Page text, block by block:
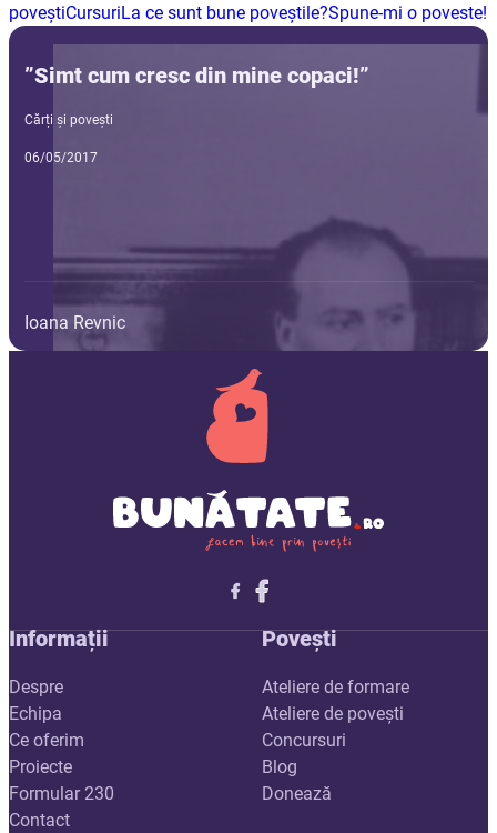
poveștiCursuriLa ce sunt bune poveștile?Spune-mi o poveste!
”Simt cum cresc din mine copaci!”
Cărți și povești
06/05/2017
Ioana Revnic
Follow me on X
Follow me on LinkedIn
Follow me on X
Informații
Despre
Echipa
Ce oferim
Proiecte
Formular 230
Contact
Povești
Ateliere de formare
Ateliere de povești
Concursuri
Blog
Donează